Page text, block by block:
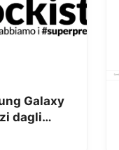
Galaxy
dagli